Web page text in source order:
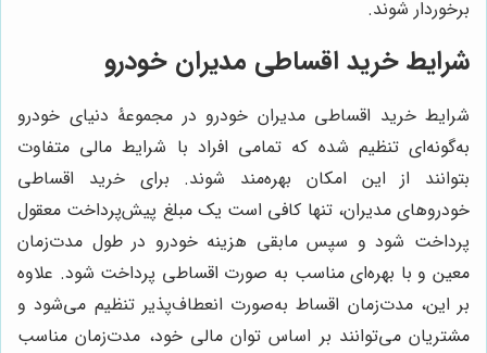
برخوردار شوند.
شرایط خرید اقساطی مدیران خودرو
شرایط خرید اقساطی مدیران خودرو در مجموعۀ دنیای خودرو
به‌گونه‌ای تنظیم شده که تمامی افراد با شرایط مالی متفاوت
بتوانند از این امکان بهره‌مند شوند. برای خرید اقساطی
خودروهای مدیران، تنها کافی است یک مبلغ پیش‌پرداخت معقول
پرداخت شود و سپس مابقی هزینه خودرو در طول مدت‌زمان
معین و با بهره‌ای مناسب به صورت اقساطی پرداخت شود. علاوه
بر این، مدت‌زمان اقساط به‌صورت انعطاف‌پذیر تنظیم می‌شود و
مشتریان می‌توانند بر اساس توان مالی خود، مدت‌زمان مناسب